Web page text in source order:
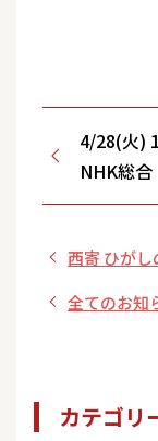
4/28(火)
NHK総合
ン」
西寄 ひが
全てのお知
カテゴリ